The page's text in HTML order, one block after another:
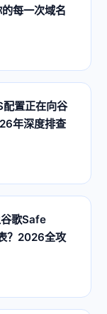
每一次域名
配置正在向谷
年深度排查
歌Safe
？2026全攻